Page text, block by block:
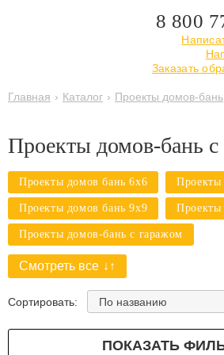
8 800
Заказать
Главная › Каталог › Проекты домов-бань
Проекты домов-бань
Проекты домов бань 6х6 Проекты
Проекты домов бань 9х9 Проекты
Проекты домов-бань с гаражом
Проекты одноэтажных домов-бань с
Проекты домов-бань с гаражом и
Проекты одноэтажных домов-бань с
Смотреть все
Сортировать: По названию
ПОКАЗАТЬ